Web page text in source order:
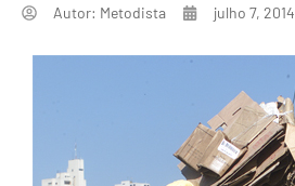
Autor: Metodista julho 7, 2014